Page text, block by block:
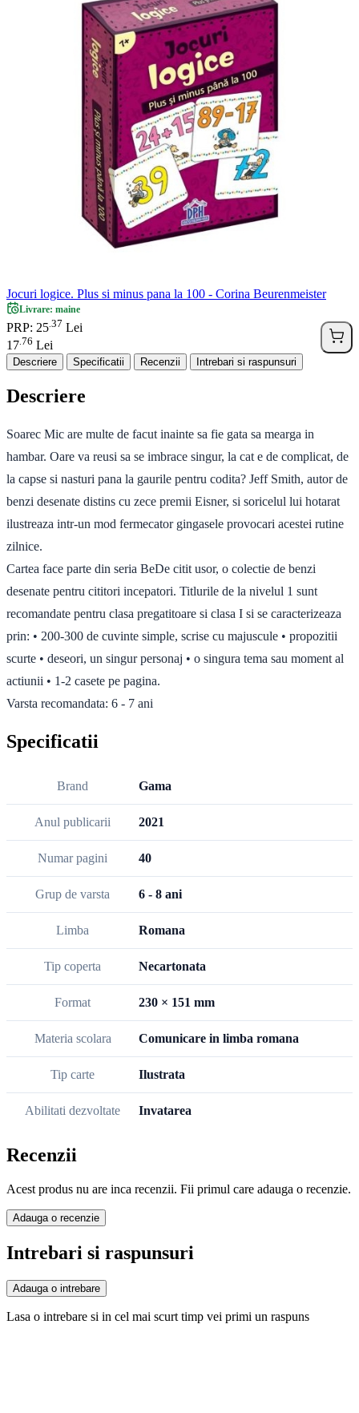
Jocuri logice. Plus si minus pana la 100 - Corina Beurenmeister
Livrare: maine
PRP: 25 37 Lei
17 76 Lei
Descriere Specificatii Recenzii Intrebari si raspunsuri
Descriere
Soarec Mic are multe de facut inainte sa fie gata sa mearga in
hambar. Oare va reusi sa se imbrace singur, la cat e de complicat, de
la capse si nasturi pana la gaurile pentru codita? Jeff Smith, autor de
benzi desenate distins cu zece premii Eisner, si soricelul lui hotarat
ilustreaza intr-un mod fermecator gingasele provocari acestei rutine
zilnice.
Cartea face parte din seria BeDe citit usor, o colectie de benzi
desenate pentru cititori incepatori. Titlurile de la nivelul 1 sunt
recomandate pentru clasa pregatitoare si clasa I si se caracterizeaza
prin: • 200-300 de cuvinte simple, scrise cu majuscule • propozitii
scurte • deseori, un singur personaj • o singura tema sau moment al
actiunii • 1-2 casete pe pagina.
Varsta recomandata: 6 - 7 ani
Specificatii
Brand Gama
Anul publicarii 2021
Numar pagini 40
Grup de varsta 6 - 8 ani
Limba Romana
Tip coperta Necartonata
Format 230 × 151 mm
Materia scolara Comunicare in limba romana
Tip carte Ilustrata
Abilitati dezvoltate Invatarea
Recenzii
Acest produs nu are inca recenzii. Fii primul care adauga o recenzie.
Adauga o recenzie
Intrebari si raspunsuri
Adauga o intrebare
Lasa o intrebare si in cel mai scurt timp vei primi un raspuns